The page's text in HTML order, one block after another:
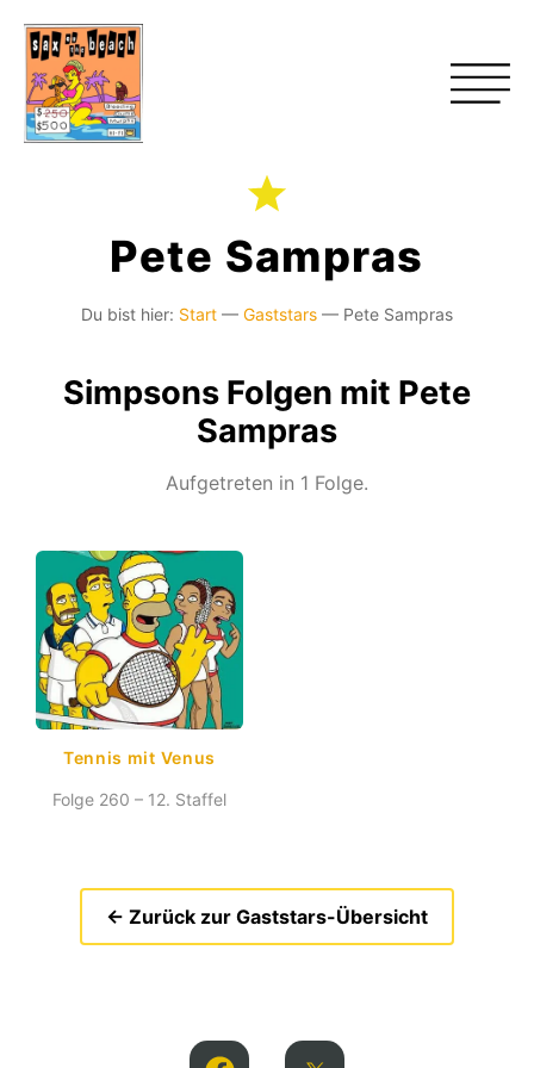
Pete Sampras
Du bist hier: Start — Gaststars — Pete Sampras
Simpsons Folgen mit Pete
Sampras
Aufgetreten in 1 Folge.
Tennis mit Venus
Folge 260 – 12. Staffel
← Zurück zur Gaststars-Übersicht